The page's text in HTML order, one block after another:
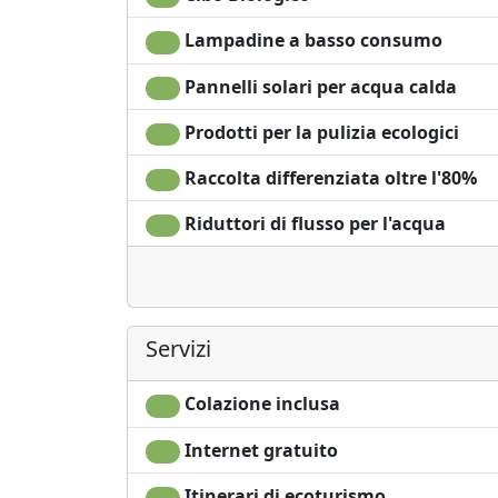
Lampadine a basso consumo
Pannelli solari per acqua calda
Prodotti per la pulizia ecologici
Raccolta differenziata oltre l'80%
Riduttori di flusso per l'acqua
Servizi
Colazione inclusa
Internet gratuito